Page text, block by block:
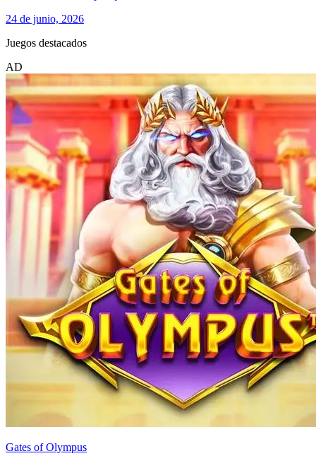
24 de junio, 2026
Juegos destacados
AD
Gates of Olympus